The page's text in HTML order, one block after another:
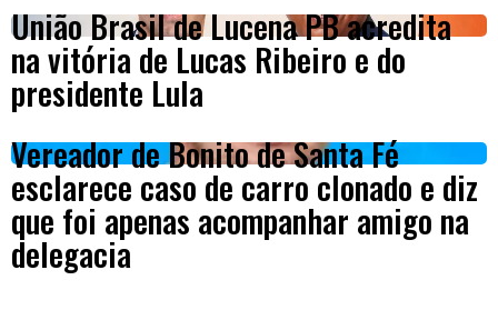
União Brasil de Lucena PB acredita
na vitória de Lucas Ribeiro e do
presidente Lula
Vereador de Bonito de Santa Fé
esclarece caso de carro clonado e diz
que foi apenas acompanhar amigo na
delegacia